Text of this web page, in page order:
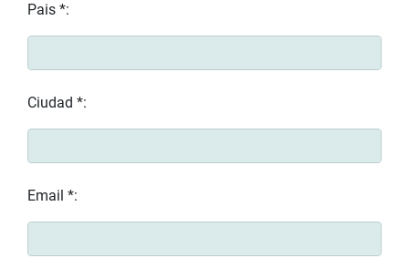
Pais *:
Ciudad *:
Email *: